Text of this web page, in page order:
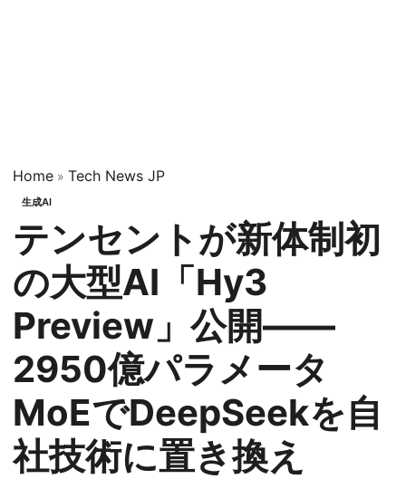
Home » Tech News JP
生成AI
テンセントが新体制初
の大型AI「Hy3
Preview」公開——
2950億パラメータ
MoEでDeepSeekを自
社技術に置き換え